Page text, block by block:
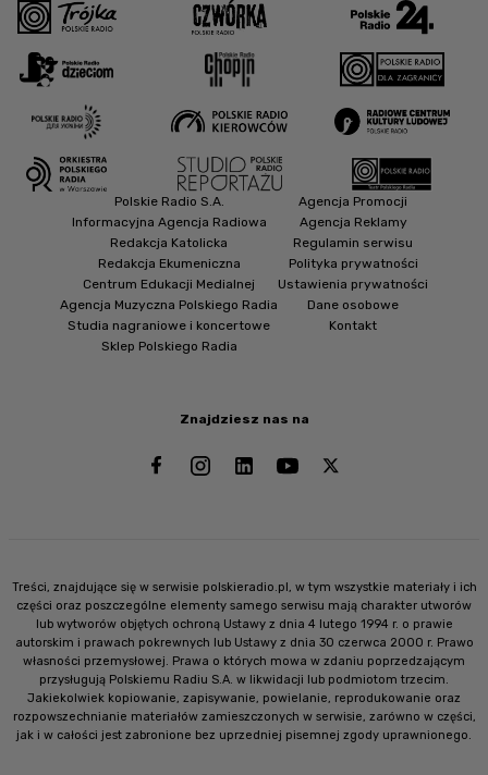
Znajdziesz nas na
Polskie Radio S.A.
Informacyjna Agencja Radiowa
Redakcja Katolicka
Redakcja Ekumeniczna
Centrum Edukacji Medialnej
Agencja Muzyczna Polskiego Radia
Studia nagraniowe i koncertowe
Sklep Polskiego Radia
Agencja Promocji
Agencja Reklamy
Regulamin serwisu
Polityka prywatności
Ustawienia prywatności
Dane osobowe
Kontakt
Treści, znajdujące się w serwisie polskieradio.pl, w tym wszystkie materiały i ich
części oraz poszczególne elementy samego serwisu mają charakter utworów
lub wytworów objętych ochroną Ustawy z dnia 4 lutego 1994 r. o prawie
autorskim i prawach pokrewnych lub Ustawy z dnia 30 czerwca 2000 r. Prawo
własności przemysłowej. Prawa o których mowa w zdaniu poprzedzającym
przysługują Polskiemu Radiu S.A. w likwidacji lub podmiotom trzecim.
Jakiekolwiek kopiowanie, zapisywanie, powielanie, reprodukowanie oraz
rozpowszechnianie materiałów zamieszczonych w serwisie, zarówno w części,
jak i w całości jest zabronione bez uprzedniej pisemnej zgody uprawnionego.